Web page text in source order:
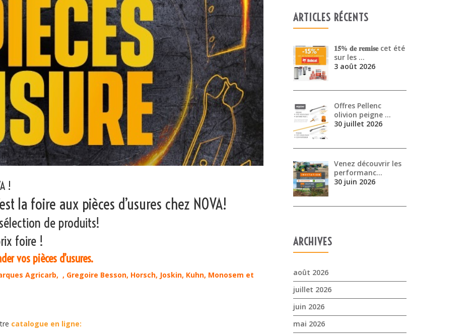
!
la foire aux pièces d’usures chez NOVA!
de produits!
foire !
vos pièces d’usures.
Agricarb, , Gregoire Besson, Horsch, Joskin, Kuhn, Monosem et
catalogue en ligne:
ARTICLES RÉCENTS
𝟏𝟓% 𝐝𝐞 𝐫𝐞𝐦𝐢𝐬𝐞 cet été
sur les …
3 août 2026
Offres Pellenc
olivion peigne …
30 juillet 2026
Venez découvrir les
performanc…
30 juin 2026
ARCHIVES
août 2026
juillet 2026
juin 2026
mai 2026